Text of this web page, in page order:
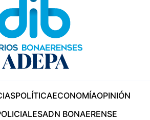
POLÍTICAECONOMÍAOPINIÓN
ADN BONAERENSE